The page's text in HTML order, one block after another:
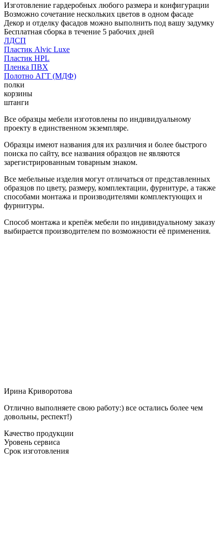
Изготовление гардеробных любого размера и конфигурации
Возможно сочетание нескольких цветов в одном фасаде
Декор и отделку фасадов можно выполнить под вашу задумку
Бесплатная сборка в течение 5 рабочих дней
ЛДСП
Пластик Alvic Luxe
Пластик HPL
Пленка ПВХ
Полотно АГТ (МДФ)
полки
корзины
штанги
Все образцы мебели изготовлены по индивидуальному
проекту в единственном экземпляре.
Образцы имеют названия для их различия и более быстрого
поиска по сайту, все названия образцов не являются
зарегистрированным товарным знаком.
Все мебельные изделия могут отличаться от представленных
образцов по цвету, размеру, комплектации, фурнитуре, а также
способами монтажа и производителями комплектующих и
фурнитуры.
Способ монтажа и крепёж мебели по индивидуальному заказу
выбирается производителем по возможности её применения.
Ирина Криворотова
Отлично выполняете свою работу:) все остались более чем
довольны, респект!)
Качество продукции
Уровень сервиса
Срок изготовления